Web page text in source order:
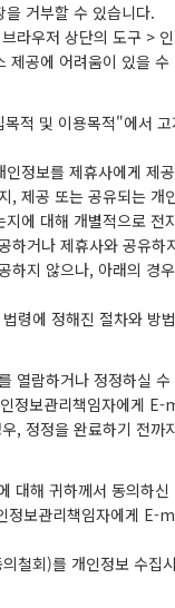
거부할 수 있습니다.
라우저 상단의 도구 >
제공에 어려움이 있을 수
적 및 이용목적"에서
정보를 제휴사에게 제
, 제공 또는 공유되는
에 대해 개별적으로
하거나 제휴사와 공유하
하지 않으나, 아래의 경
령에 정해진 절차와 방
열람하거나 정정하실
정보관리책임자에게
, 정정을 완료하기 전까
대해 귀하께서 동의하
보관리책임자에게 E-
철회)를 개인정보 수